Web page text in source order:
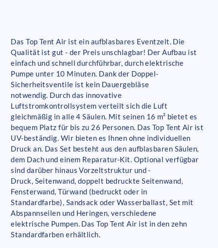
Das Top Tent Air ist ein aufblasbares Eventzelt. Die
Qualität ist gut - der Preis unschlagbar! Der Aufbau ist
einfach und schnell durchführbar, durch elektrische
Pumpe unter 10 Minuten. Dank der Doppel-
Sicherheitsventile ist kein Dauergebläse
notwendig. Durch das innovative
Luftstromkontrollsystem verteilt sich die Luft
gleichmäßig in alle 4 Säulen. Mit seinen 16 m² bietet es
bequem Platz für bis zu 26 Personen. Das Top Tent Air ist
UV-beständig. Wir bieten es Ihnen ohne individuellen
Druck an. Das Set besteht aus den aufblasbaren Säulen,
dem Dach und einem Reparatur-Kit. Optional verfügbar
sind darüber hinaus Vorzeltstruktur und -
Druck, Seitenwand, doppelt bedruckte Seitenwand,
Fensterwand, Türwand (bedruckt oder in
Standardfarbe), Sandsack oder Wasserballast, Set mit
Abspannseilen und Heringen, verschiedene
elektrische Pumpen. Das Top Tent Air ist in den zehn
Standardfarben erhältlich.